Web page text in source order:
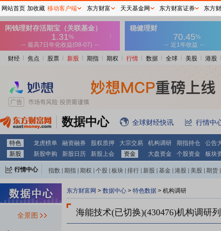
财经 焦点 股票 新股 期指 期权 行情 数据 全球 美股 港股
数据中心 全球财经快讯 行情中
特色 龙虎榜单 融资融券 股权质押 大宗交易 机构调研 期指持仓
公告
新股
新股申购 新股日历 新股上会 资金 大盘资金 个股资金 板块
行情中心 指数 期指 期权 个股 板块 排行 新股 基金 港股 美股 期货
全景图
东方财富网 > 数据中心 > 特色数据 > 机构调研
海能技术(已切换)(430476)机构调研
网站首页 加收藏 移动客户端 东方财富 天天基金网 东方财富证券 东方